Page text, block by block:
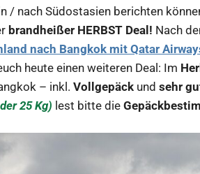
/ nach Südostasien berichten
brandheißer HERBST Deal! Nach
nach Bangkok mit Qatar
heute einen weiteren Deal: Im
– inkl. Vollgepäck und sehr
25 Kg) lest bitte die